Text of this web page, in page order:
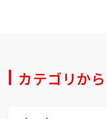
カテゴリか